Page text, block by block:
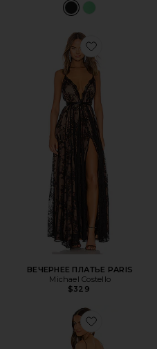
Favorite
ВЕЧЕРНЕЕ ПЛАТЬЕ PARIS
Michael Costello
$329
Favorite МАКСИ